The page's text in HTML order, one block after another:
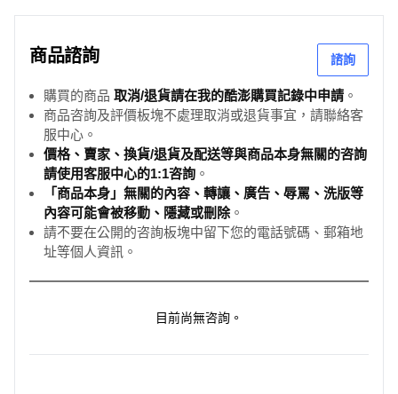
商品諮詢 諮詢
購買的商品 取消/退貨請在我的酷澎購買記錄中申請 。
商品咨詢及評價板塊不處理取消或退貨事宜，請聯絡客
服中心。
價格、賣家、換貨/退貨及配送等與商品本身無關的咨詢
請使用客服中心的1:1咨詢 。
「商品本身」無關的內容、轉讓、廣告、辱罵、洗版等
內容可能會被移動、隱藏或刪除。
請不要在公開的咨詢板塊中留下您的電話號碼、郵箱地
址等個人資訊。
目前尚無咨詢。